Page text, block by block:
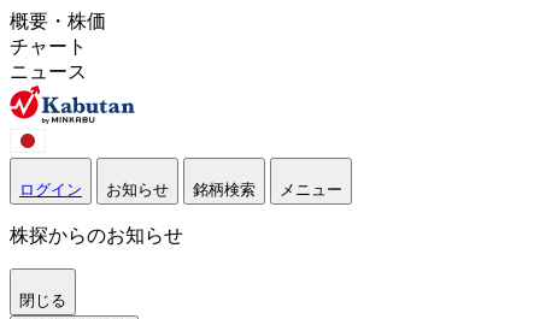
概要・株価
チャート
ニュース
ログイン お知らせ 銘柄検索 メニュー
株探からのお知らせ
閉じる